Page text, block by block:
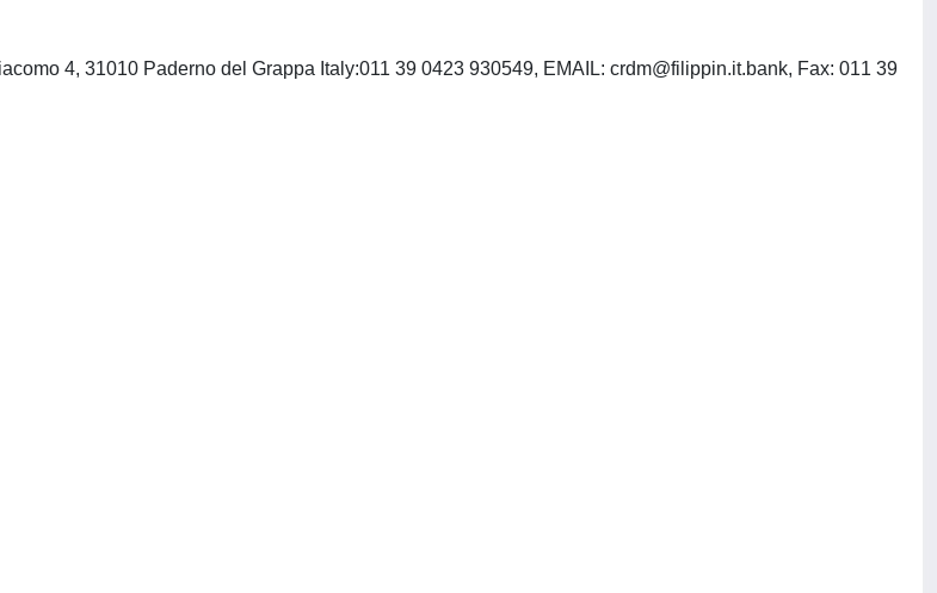
4, 31010 Paderno del Grappa Italy:011 39 0423 930549, EMAIL: crdm@filippin.it.bank, Fax: 011 39